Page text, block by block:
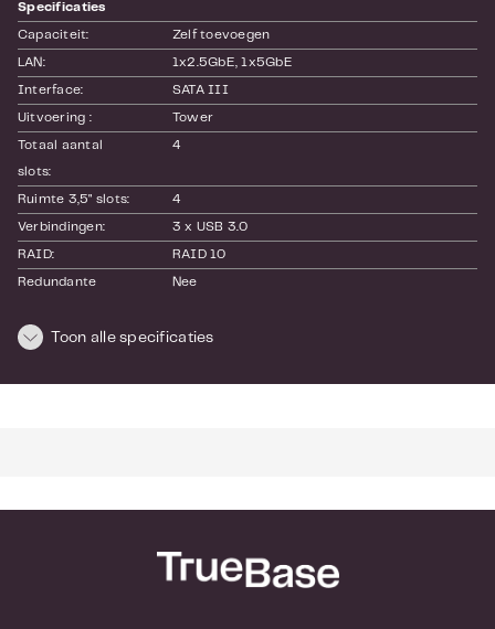
Specificaties
Capaciteit: Zelf toevoegen
LAN: 1x2.5GbE , 1x5GbE
Interface: SATA III
Uitvoering : Tower
Totaal aantal
slots:
4
Ruimte 3,5" slots: 4
Verbindingen: 3 x USB 3.0
RAID: RAID 10
Redundante Nee
Encryptie: Hardwarematig
Toon alle specificaties